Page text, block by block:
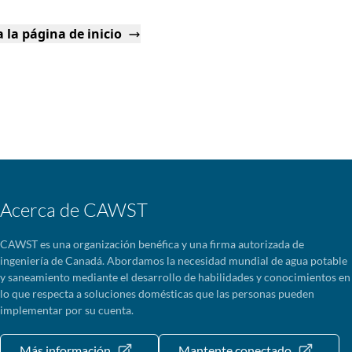
la página de inicio
Acerca de CAWST
CAWST es una organización benéfica y una firma autorizada de
ingeniería de Canadá. Abordamos la necesidad mundial de agua potable
y saneamiento mediante el desarrollo de habilidades y conocimientos en
lo que respecta a soluciones domésticas que las personas pueden
implementar por su cuenta.